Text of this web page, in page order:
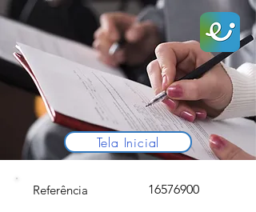
Tela Inicial
Referência 16576900